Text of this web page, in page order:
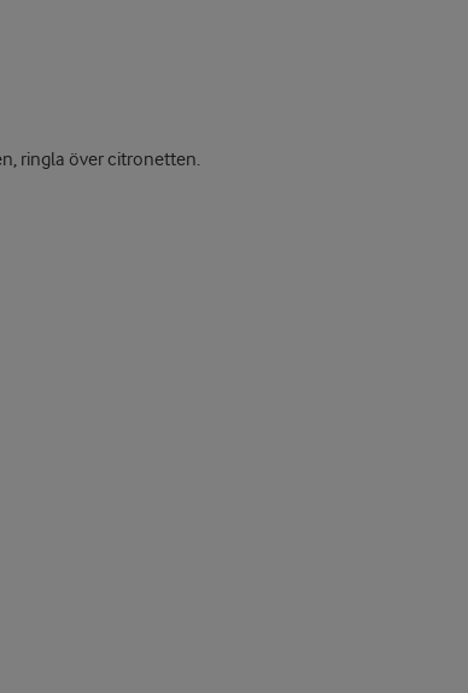
ringla över citronetten.